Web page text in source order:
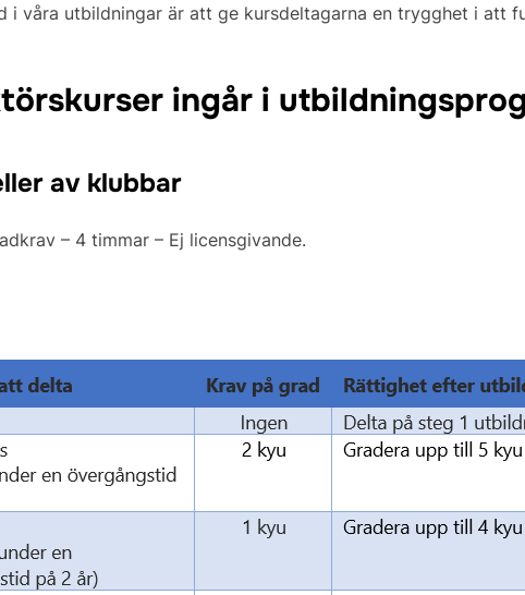
i våra utbildningar är att ge kursdeltagarna en trygghet i att
ingår i
av klubbar
– 4 timmar – Ej licensgivande.